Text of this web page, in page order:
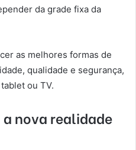
da grade fixa da
as melhores formas de
qualidade e segurança,
ou TV.
nova realidade